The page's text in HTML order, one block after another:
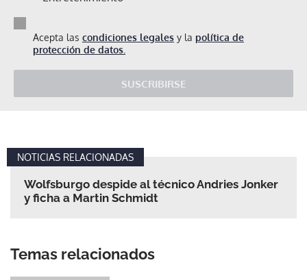
Acepta las condiciones legales y la política de
protección de datos.
SUSCRIBIRSE
NOTICIAS RELACIONADAS
Wolfsburgo despide al técnico Andries Jonker
y ficha a Martin Schmidt
Temas relacionados